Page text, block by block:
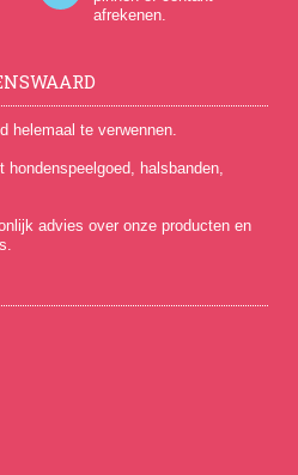
afrekenen.
helemaal te verwennen.
halsbanden,
advies over onze producten en